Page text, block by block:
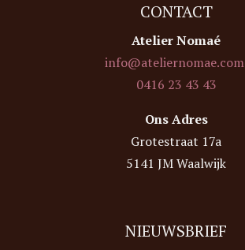
CONTACT
Atelier Nomaé
info@ateliernomae.com
0416 23 43 43
Ons Adres
Grotestraat 17a
5141 JM Waalwijk
NIEUWSBRIEF